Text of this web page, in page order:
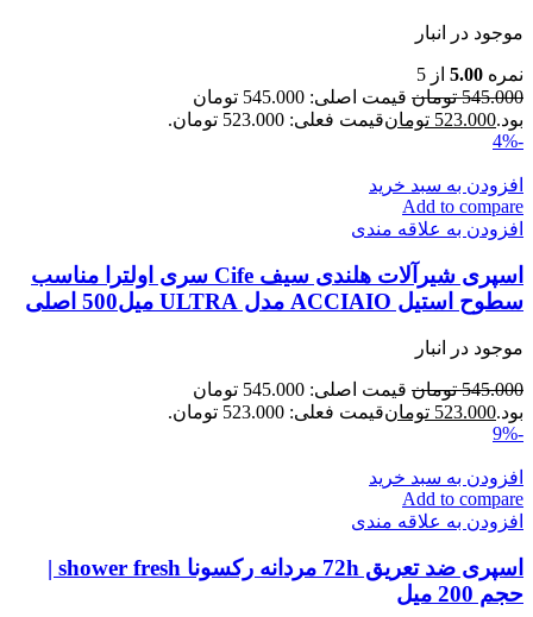
موجود در انبار
نمره 5.00 از 5
545.000 تومان
قیمت اصلی: 545.000 تومان
بود.523.000 تومانقیمت فعلی: 523.000 تومان.
-4%
افزودن به سبد خرید
Add to compare
افزودن به علاقه مندی
اسپری شیرآلات هلندی سیف Cife سری اولترا مناسب
سطوح استیل ACCIAIO مدل ULTRA میل500 اصلی
موجود در انبار
545.000 تومان
قیمت اصلی: 545.000 تومان
بود.523.000 تومانقیمت فعلی: 523.000 تومان.
-9%
افزودن به سبد خرید
Add to compare
افزودن به علاقه مندی
اسپری ضد تعریق 72h مردانه رکسونا shower fresh |
حجم 200 میل